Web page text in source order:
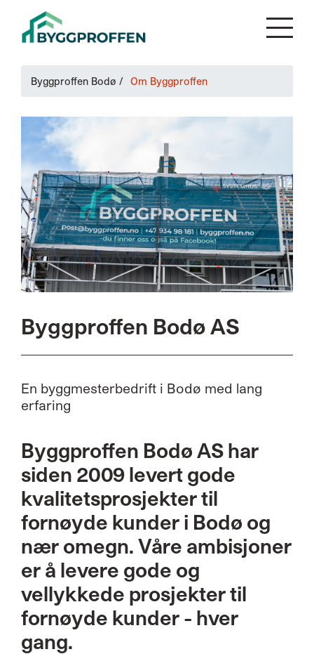
Byggproffen Bodø / Om Byggproffen
Byggproffen Bodø AS
En byggmesterbedrift i Bodø med lang
erfaring
Byggproffen Bodø AS har
siden 2009 levert gode
kvalitetsprosjekter til
fornøyde kunder i Bodø og
nær omegn. Våre ambisjoner
er å levere gode og
vellykkede prosjekter til
fornøyde kunder - hver
gang.